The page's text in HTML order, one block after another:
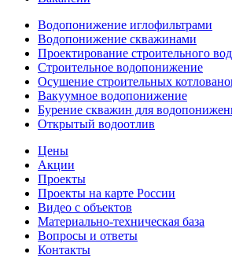
Водопонижение иглофильтрами
Водопонижение скважинами
Проектирование строительного
Строительное водопонижение
Осушение строительных
Вакуумное водопонижение
Бурение скважин для
Открытый водоотлив
Цены
Акции
Проекты
Проекты на карте России
Видео с объектов
Материально-техническая база
Вопросы и ответы
Контакты